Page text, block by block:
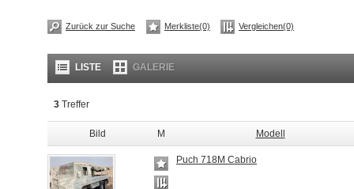
Merkliste(0) Vergleichen(0)
LISTE GALERIE
3 Treffer
Bild M Modell
Puch 718M Cabrio
Zurück zur Suche